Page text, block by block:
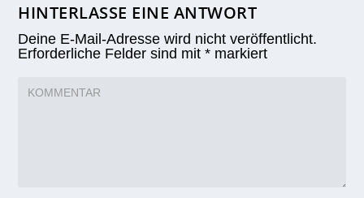
HINTERLASSE EINE ANTWORT
Deine E-Mail-Adresse wird nicht veröffentlicht.
Erforderliche Felder sind mit* markiert